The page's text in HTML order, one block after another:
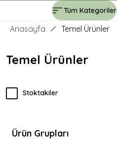
Tüm Kategoriler
Anasayfa Temel Ürünler
Temel Ürünler
Stoktakiler
Ürün Grupları